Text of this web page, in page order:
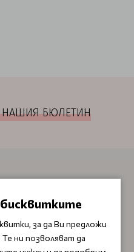
НАШИЯ БЮЛЕТИН
за да Ви предложи
ни позволяват да